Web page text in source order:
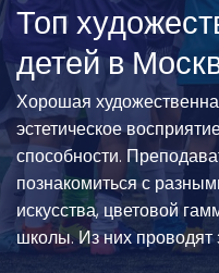
Топ
детей в
Хорошая
эстетическое
способности.
познакомиться с
искусства, цветовой
школы. Из них проводят